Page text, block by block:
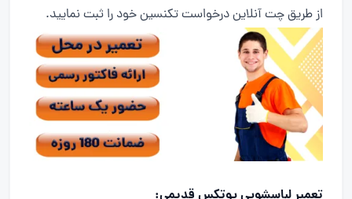
از طریق چت آنلاین درخواست تکنسین خود را ثبت نمایید.